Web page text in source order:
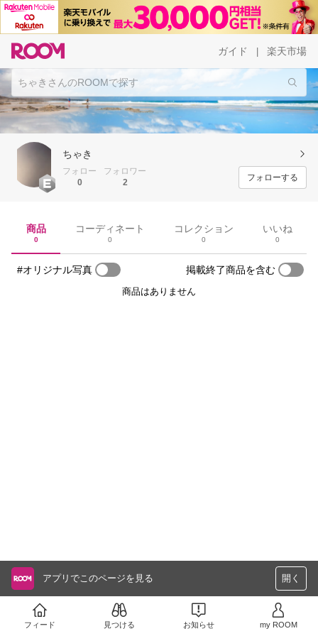
ガイド 楽天市場
ちゃき
フォロー
0
フォロワー
2
フォローする
商品
0
コーディネート
0
コレクション
0
いいね
0
#オリジナル写真 掲載終了商品を含む
商品はありません
アプリでこのページを見る 開く
フィード 見つける お知らせ my ROOM